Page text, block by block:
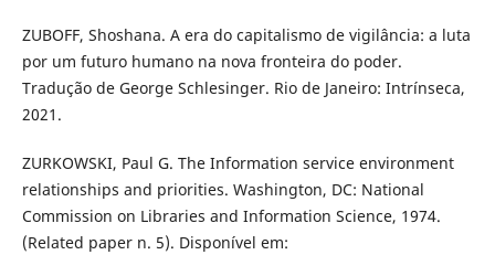
ZUBOFF, Shoshana. A era do capitalismo de vigilância: a luta
por um futuro humano na nova fronteira do poder.
Tradução de George Schlesinger. Rio de Janeiro: Intrínseca,
2021.
ZURKOWSKI, Paul G. The Information service environment
relationships and priorities. Washington, DC: National
Commission on Libraries and Information Science, 1974.
(Related paper n. 5). Disponível em: